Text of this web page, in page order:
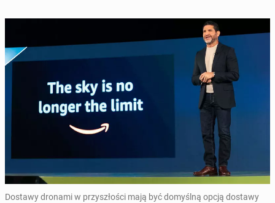
Dostawy dronami w przyszłości mają być domyślną opcją dostawy